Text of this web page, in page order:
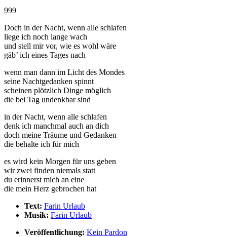
999
Doch in der Nacht, wenn alle schlafen
liege ich noch lange wach
und stell mir vor, wie es wohl wäre
gäb’ ich eines Tages nach
wenn man dann im Licht des Mondes
seine Nachtgedanken spinnt
scheinen plötzlich Dinge möglich
die bei Tag undenkbar sind
in der Nacht, wenn alle schlafen
denk ich manchmal auch an dich
doch meine Träume und Gedanken
die behalte ich für mich
es wird kein Morgen für uns geben
wir zwei finden niemals statt
du erinnerst mich an eine
die mein Herz gebrochen hat
Text: Farin Urlaub
Musik: Farin Urlaub
Veröffentlichung: Kein Pardon